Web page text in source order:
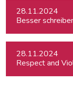
28.11.2024
Besser
28.11.2024
Respect and